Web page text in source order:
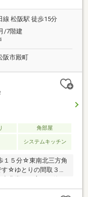
線 松阪駅 徒歩15分
/7階建
阪市殿町
角部屋
システムキッチン
１５分☆東南北三方角
☆ゆとりの間取３Ｌ
市役所等、 周辺生活